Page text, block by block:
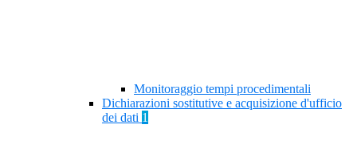
Monitoraggio tempi procedimentali
Dichiarazioni sostitutive e acquisizione d'ufficio
dei dati 1